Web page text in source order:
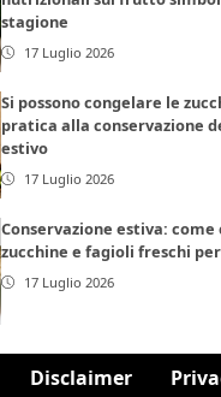
stagione
17 Luglio 2026
Si possono congelare le
pratica alla conservazione
estivo
17 Luglio 2026
Conservazione estiva: come
zucchine e fagioli freschi
17 Luglio 2026
Disclaimer